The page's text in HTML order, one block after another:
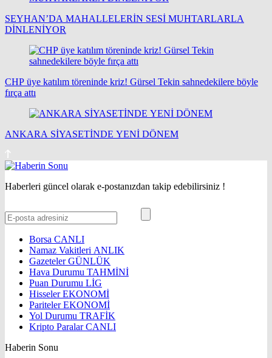
SEYHAN’DA MAHALLELERİN SESİ MUHTARLARLA
DİNLENİYOR
CHP üye katılım töreninde kriz! Gürsel Tekin sahnedekilere böyle
fırça attı
ANKARA SİYASETİNDE YENİ DÖNEM
Haberleri güncel olarak e-postanızdan takip edebilirsiniz !
Borsa CANLI
Namaz Vakitleri ANLIK
GazetelerGÜNLÜK
Hava Durumu TAHMİNİ
Puan Durumu LİG
HisselerEKONOMİ
ParitelerEKONOMİ
Yol Durumu TRAFİK
Kripto ParalarCANLI
Haberin Sonu